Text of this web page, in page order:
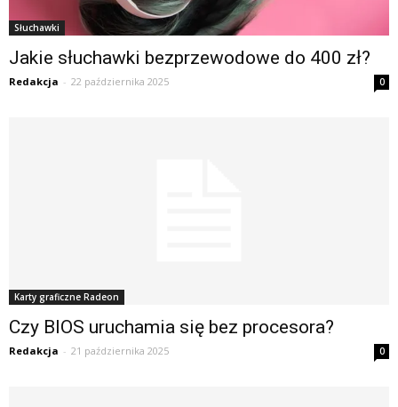
Słuchawki
Jakie słuchawki bezprzewodowe do 400 zł?
Redakcja - 22 października 2025 0
Karty graficzne Radeon
Czy BIOS uruchamia się bez procesora?
Redakcja - 21 października 2025 0